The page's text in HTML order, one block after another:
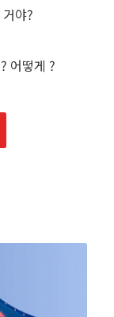
야?
어떻게 ?